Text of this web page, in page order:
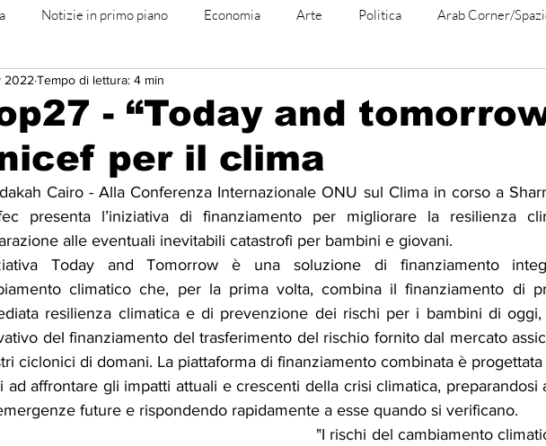
Notizie in primo piano Economia Arte Politica Arab Corner/
Notizie Armene Comunicati Stampa
Sport Solidarietà Archeologia
Mostre Lega Araba
Conflitti e Pace Gastronomia
- “Today and
per il clima
2022 Tempo di lettura: 4 min
Cairo - Alla Conferenza Internazionale ONU sul Clima in corso a
presenta l’iniziativa di finanziamento per migliorare la resilienza
alle eventuali inevitabili catastrofi per bambini e giovani.
Today and Tomorrow è una soluzione di finanziamento
climatico che, per la prima volta, combina il finanziamento di
resilienza climatica e di prevenzione dei rischi per i bambini di
del finanziamento del trasferimento del rischio fornito dal mercato
ciclonici di domani. La piattaforma di finanziamento combinata è
ad affrontare gli impatti attuali e crescenti della crisi climatica, preparandosi
future e rispondendo rapidamente a esse quando si verificano.
"I rischi del cambiamento